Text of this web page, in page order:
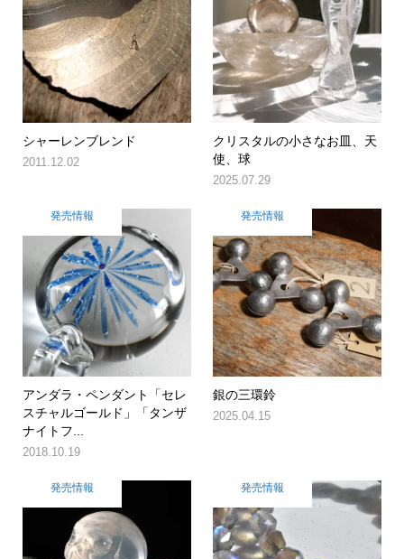
シャーレンブレンド
2011.12.02
クリスタルの小さなお皿、天
使、球
2025.07.29
発売情報
アンダラ・ペンダント「セレ
スチャルゴールド」「タンザ
ナイトフ...
2018.10.19
発売情報
銀の三環鈴
2025.04.15
発売情報 発売情報